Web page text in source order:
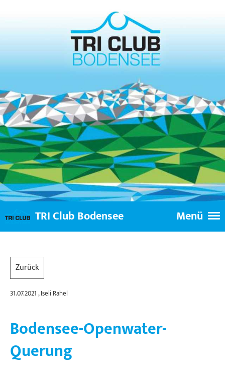
Menü
TRI Club Bodensee
Zurück
31.07.2021, Iseli Rahel
Bodensee-Openwater-
Querung